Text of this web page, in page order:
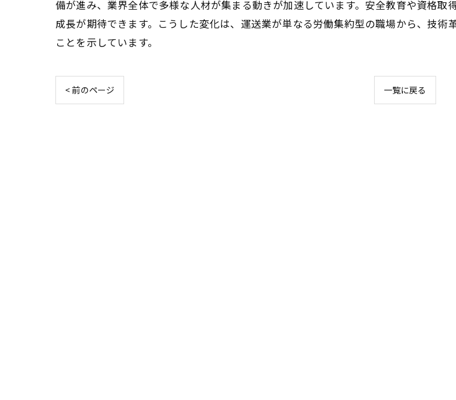
備が進み、業界全体で多様な人材が集まる動きが加速しています。安全教育や資格
成長が期待できます。こうした変化は、運送業が単なる労働集約型の職場から、技
ことを示しています。
< 前のページ 一覧に戻る